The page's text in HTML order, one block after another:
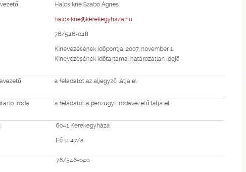
Halcsikné Szabó Ágnes
halcsikne@kerekegyhaza.hu
76/546-048
Kinevezésének időpontja: 2007. november 1.
Kinevezésének időtartama: határozatlan idejő
a feladatot az aljegyző látja el
Iroda a feladatot a pénzügyi irodavezető látja el
6041 Kerekegyháza
Fő u. 47/a
76/546-040